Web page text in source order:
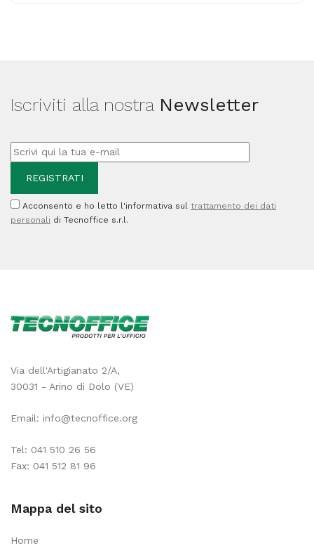
quantità
Iscriviti alla nostra Newsletter
Acconsento e ho letto l'informativa sul trattamento dei dati
personali di Tecnoffice s.r.l.
Via dell'Artigianato 2/A,
30031 - Arino di Dolo (VE)
Email: info@tecnoffice.org
Tel: 041 510 26 56
Fax: 041 512 81 96
Mappa del sito
Home